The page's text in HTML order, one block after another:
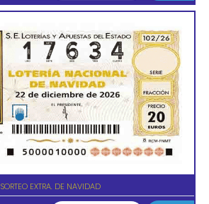
SORTEO EXTRA. DE NAVIDAD